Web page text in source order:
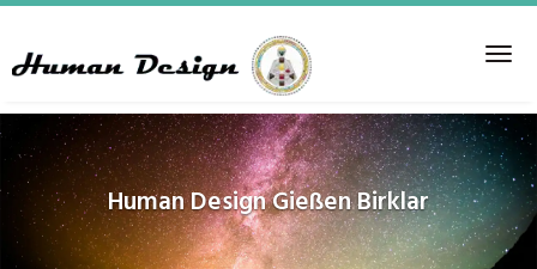
content
Human DesignGießen Birklar